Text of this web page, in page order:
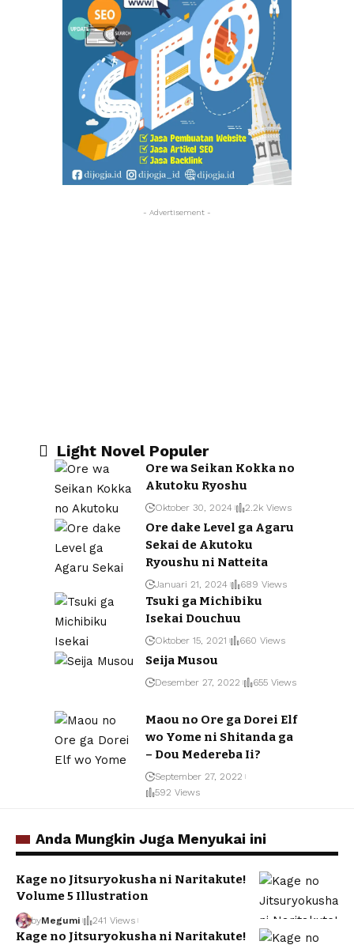
- Advertisement -
Light Novel Populer
Ore wa Seikan Kokka no
Akutoku Ryoshu
Oktober 30, 2024 2.2k Views
Ore dake Level ga Agaru
Sekai de Akutoku
Ryoushu ni Natteita
Januari 21, 2024 689 Views
Tsuki ga Michibiku
Isekai Douchuu
Oktober 15, 2021 660 Views
Seija Musou
Desember 27, 2022 655 Views
Maou no Ore ga Dorei Elf
wo Yome ni Shitanda ga
– Dou Medereba Ii?
September 27, 2022
592 Views
Anda Mungkin Juga Menyukai ini
Kage no Jitsuryokusha ni Naritakute!
Volume 5 Illustration
byMegumi 241 Views
Kage no Jitsuryokusha ni Naritakute!